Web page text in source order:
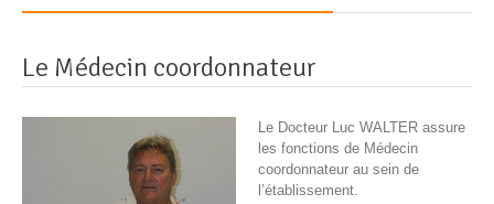
Le Médecin coordonnateur
Le Docteur Luc WALTER assure
les fonctions de Médecin
coordonnateur au sein de
l’établissement.